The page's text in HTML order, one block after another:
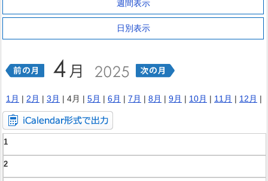
週間表示
日別表示
1月 | 2月 | 3月 | 4月 | 5月 | 6月 | 7月 | 8月 | 9月 | 10月 | 11月 | 12月 |
1
2